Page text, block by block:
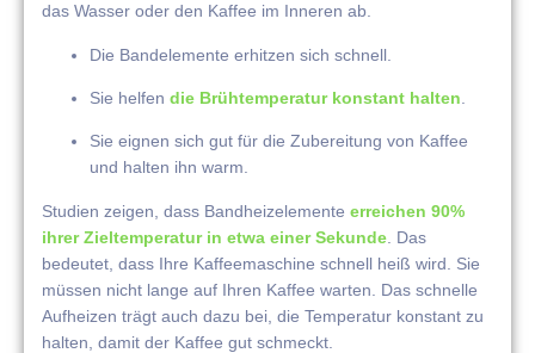
das Wasser oder den Kaffee im Inneren ab.
Die Bandelemente erhitzen sich schnell.
Sie helfen die Brühtemperatur konstant halten
Sie eignen sich gut für die Zubereitung von Kaffee
und halten ihn warm.
Studien zeigen, dass Bandheizelemente erreichen 90%
ihrer Zieltemperatur in etwa einer Sekunde . Das
bedeutet, dass Ihre Kaffeemaschine schnell heiß wird. Sie
müssen nicht lange auf Ihren Kaffee warten. Das schnelle
Aufheizen trägt auch dazu bei, die Temperatur konstant zu
halten, damit der Kaffee gut schmeckt.